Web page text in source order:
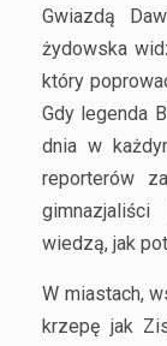
Gwiazdą
żydowska
który
Gdy legenda
dnia w
reporterów
wiedzą, jak
W miastach,
krzepę jak